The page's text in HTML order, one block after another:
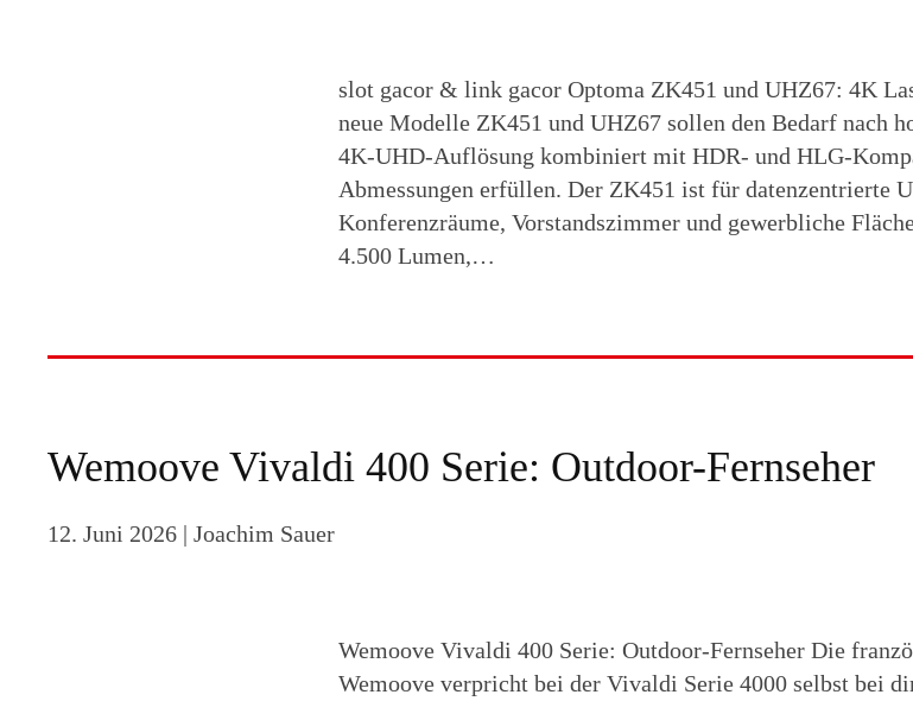
slot gacor & link gacor Optoma ZK451 und UHZ67: 4K
neue Modelle ZK451 und UHZ67 sollen den Bedarf nach
4K-UHD-Auflösung kombiniert mit HDR- und HLG-
Abmessungen erfüllen. Der ZK451 ist für datenzentrierte
Konferenzräume, Vorstandszimmer und gewerbliche
4.500 Lumen,…
Wemoove Vivaldi 400 Serie: Outdoor-Fernseher
12. Juni 2026 | Joachim Sauer
Wemoove Vivaldi 400 Serie: Outdoor-Fernseher Die
Wemoove verpricht bei der Vivaldi Serie 4000 selbst bei